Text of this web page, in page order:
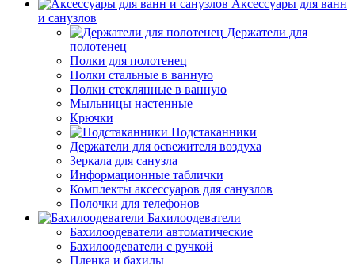
Аксессуары для ванн
и санузлов
Держатели для
полотенец
Полки для полотенец
Полки стальные в ванную
Полки стеклянные в ванную
Мыльницы настенные
Крючки
Подстаканники
Держатели для освежителя воздуха
Зеркала для санузла
Информационные таблички
Комплекты аксессуаров для санузлов
Полочки для телефонов
Бахилоодеватели
Бахилоодеватели автоматические
Бахилоодеватели с ручкой
Пленка и бахилы